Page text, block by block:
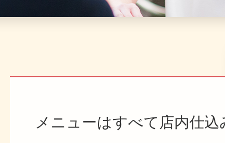
メニューはすべて店内仕込